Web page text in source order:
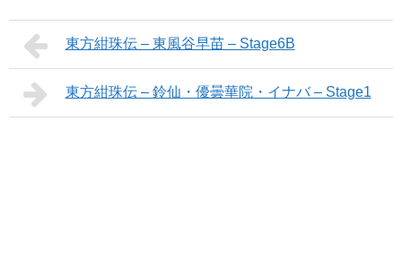
東方紺珠伝 – 東風谷早苗 – Stage6B
東方紺珠伝 – 鈴仙・優曇華院・イナバ – Stage1